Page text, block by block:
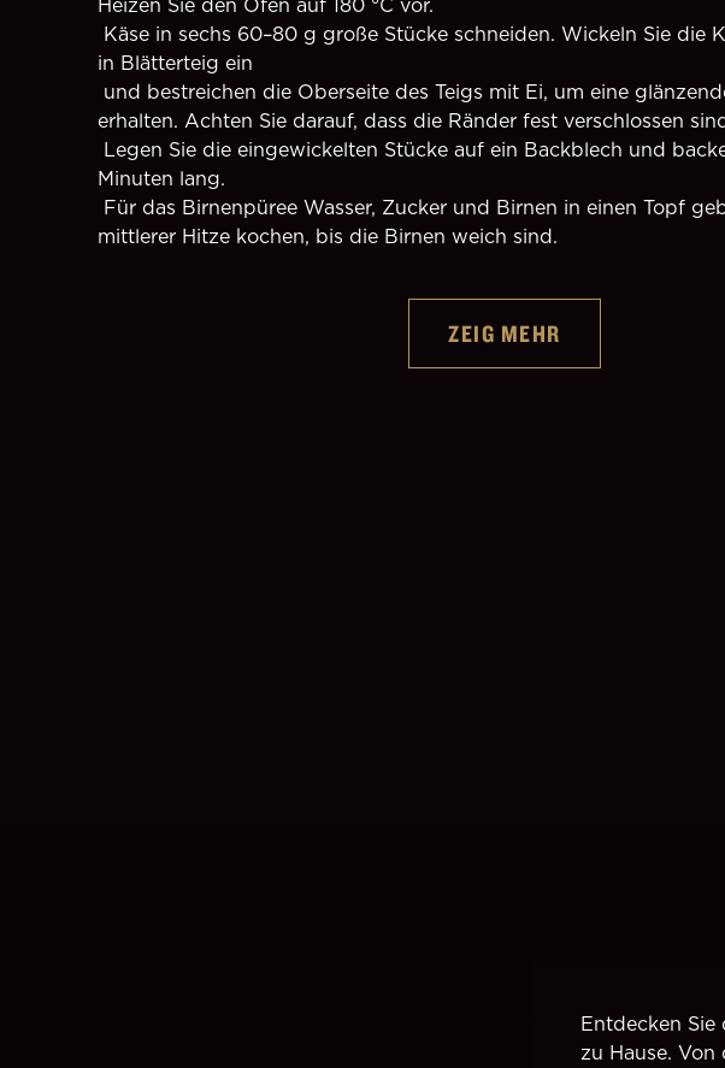
Heizen Sie den Ofen auf 180 °C vor.
in Blätterteig ein
erhalten. Achten Sie darauf, dass die Ränder fest verschlossen
Minuten lang.
mittlerer Hitze kochen, bis die Birnen weich sind.
ZEIG MEHR
Entdecken Sie
zu Hause.